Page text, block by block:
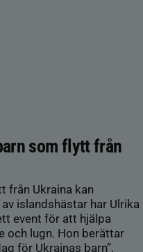
som flytt från
från Ukraina kan
islandshästar har Ulrika
event för att hjälpa
och lugn. Hon berättar
för Ukrainas barn”.